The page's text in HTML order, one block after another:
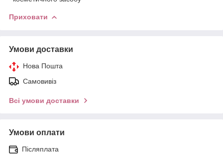
Приховати
Умови доставки
Нова Пошта
Самовивіз
Всі умови доставки
Умови оплати
Післяплата